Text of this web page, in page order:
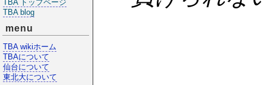
TBA トップページ
TBA blog
menu
TBA wikiホーム
TBAについて
仙台について
東北大について